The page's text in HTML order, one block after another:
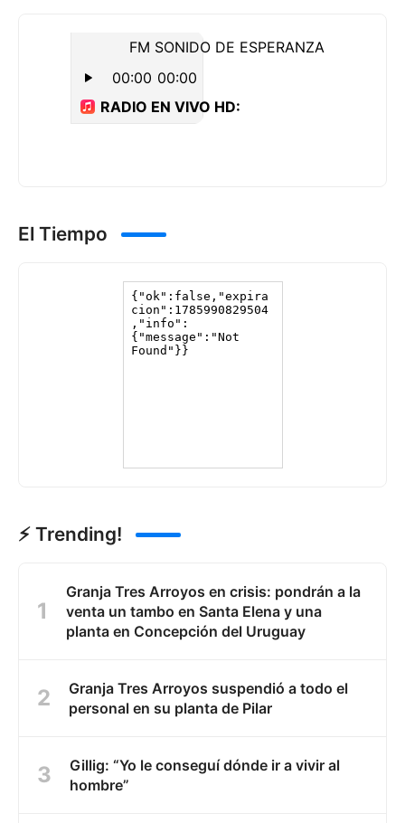
El Tiempo
⚡ Trending!
Granja Tres Arroyos en crisis: pondrán a la
venta un tambo en Santa Elena y una
planta en Concepción del Uruguay
Granja Tres Arroyos suspendió a todo el
personal en su planta de Pilar
Gillig: “Yo le conseguí dónde ir a vivir al
hombre”